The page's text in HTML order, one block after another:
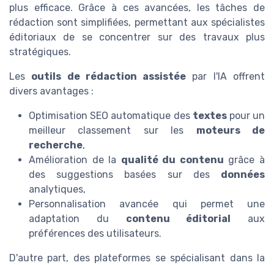
plus efficace. Grâce à ces avancées, les tâches de
rédaction sont simplifiées, permettant aux spécialistes
éditoriaux de se concentrer sur des travaux plus
stratégiques.
Les outils de rédaction assistée par l'IA offrent
divers avantages :
Optimisation SEO automatique des textespour un
meilleur classement sur les moteurs de
recherche,
Amélioration de la qualité du contenu grâce à
des suggestions basées sur des données
analytiques,
Personnalisation avancée qui permet une
adaptation du contenu éditorial
aux
préférences des utilisateurs.
D'autre part, des plateformes se spécialisant dans la